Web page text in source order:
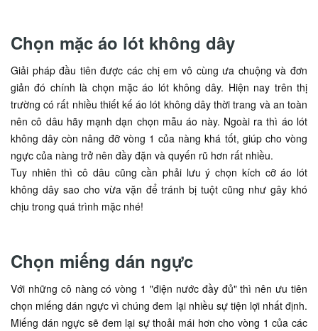
Chọn mặc áo lót không dây
Giải pháp đầu tiên được các chị em vô cùng ưa chuộng và đơn
giản đó chính là chọn mặc áo lót không dây. Hiện nay trên thị
trường có rất nhiều thiết kế áo lót không dây thời trang và an toàn
nên cô dâu hãy mạnh dạn chọn mẫu áo này. Ngoài ra thì áo lót
không dây còn nâng đỡ vòng 1 của nàng khá tốt, giúp cho vòng
ngực của nàng trở nên đầy đặn và quyến rũ hơn rất nhiều.
Tuy nhiên thì cô dâu cũng cần phải lưu ý chọn kích cỡ áo lót
không dây sao cho vừa vặn để tránh bị tuột cũng như gây khó
chịu trong quá trình mặc nhé!
Chọn miếng dán ngực
Với những cô nàng có vòng 1 "điện nước đầy đủ" thì nên ưu tiên
chọn miếng dán ngực vì chúng đem lại nhiều sự tiện lợi nhất định.
Miếng dán ngực sẽ đem lại sự thoải mái hơn cho vòng 1 của các